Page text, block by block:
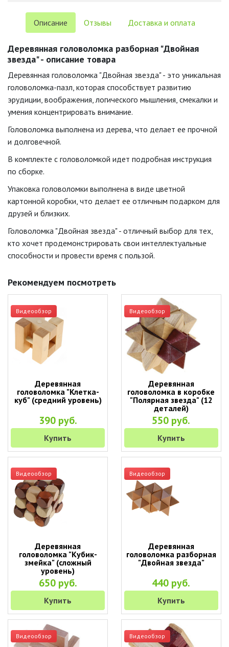
Описание Отзывы Доставка и оплата
Деревянная головоломка разборная "Двойная
звезда" - описание товара
Деревянная головоломка "Двойная звезда" - это уникальная
головоломка-пазл, которая способствует развитию
эрудиции, воображения, логического мышления, смекалки и
умения концентрировать внимание.
Головоломка выполнена из дерева, что делает ее прочной
и долговечной.
В комплекте с головоломкой идет подробная инструкция
по сборке.
Упаковка головоломки выполнена в виде цветной
картонной коробки, что делает ее отличным подарком для
друзей и близких.
Головоломка "Двойная звезда" - отличный выбор для тех,
кто хочет продемонстрировать свои интеллектуальные
способности и провести время с пользой.
Рекомендуем посмотреть
Видеообзор
Деревянная
головоломка "Клетка-
куб" (средний уровень)
390 руб.
Купить
Видеообзор
Деревянная
головоломка в коробке
"Полярная звезда" (12
деталей)
550 руб.
Купить
Видеообзор
Деревянная
головоломка "Кубик-
змейка" (сложный
уровень)
650 руб.
Купить
Видеообзор
Деревянная
головоломка разборная
"Двойная звезда"
440 руб.
Купить
Видеообзор Видеообзор